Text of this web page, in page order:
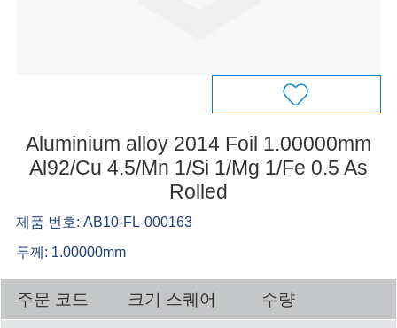
Aluminium alloy 2014 Foil 1.00000mm
Al92/Cu 4.5/Mn 1/Si 1/Mg 1/Fe 0.5 As
Rolled
제품 번호: AB10-FL-000163
두께: 1.00000mm
주문 코드 크기 스퀘어 수량